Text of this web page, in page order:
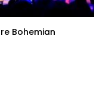
Bohemian